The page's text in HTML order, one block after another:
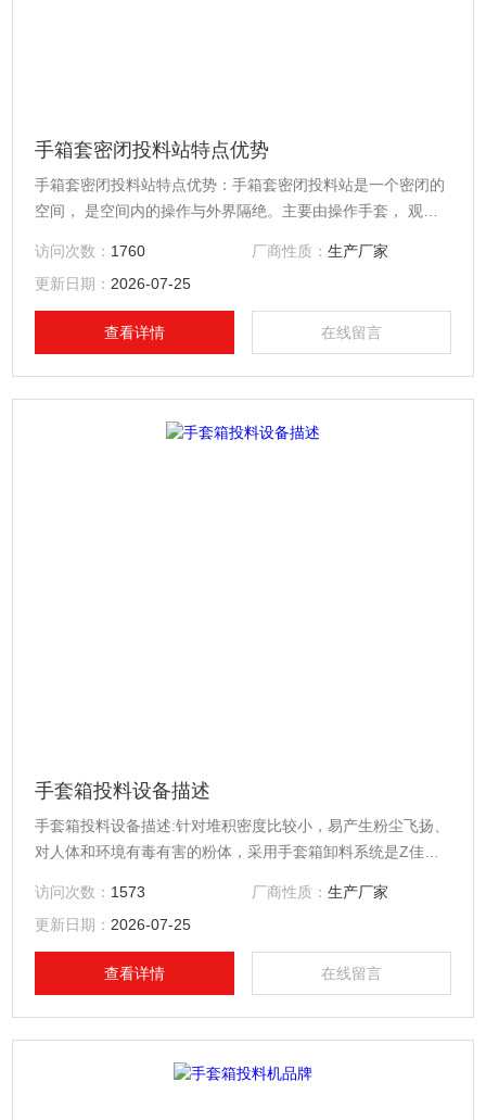
手箱套密闭投料站特点优势
手箱套密闭投料站特点优势：手箱套密闭投料站是一个密闭的
空间， 是空间内的操作与外界隔绝。主要由操作手套， 观察
访问次数： 1760 厂商性质： 生产厂家
更新日期： 2026-07-25
查看详情 在线留言
手套箱投料设备描述
手套箱投料设备描述:针对堆积密度比较小，易产生粉尘飞扬、
对人体和环境有毒有害的粉体，采用手套箱卸料系统是Z佳的
备进行连接，将物料有效输出到位 .
访问次数： 1573 厂商性质： 生产厂家
更新日期： 2026-07-25
查看详情 在线留言